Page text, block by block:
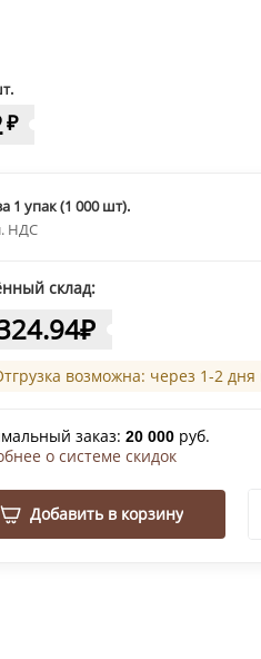
₽
1 упак (1 000 шт).
НДС
склад:
₽
возможна: через 1-2
заказ: 20 000 руб.
о системе скидок
Добавить в корзину